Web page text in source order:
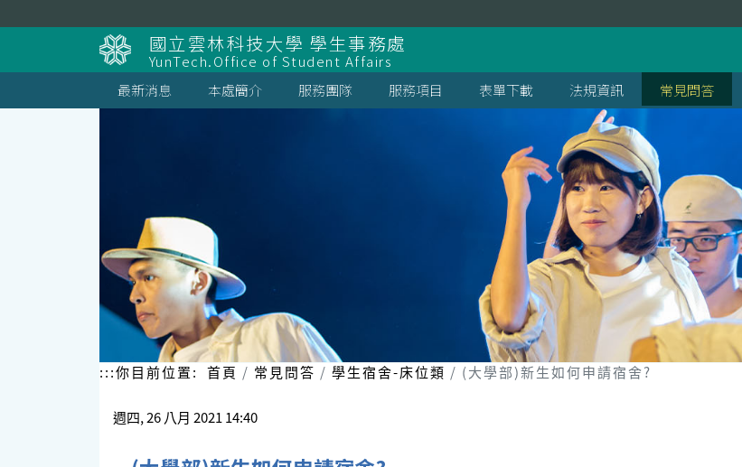
到
主
要
內
容
國立雲林科技大學 學生事務處
YunTech.Office of Student Affairs
最新消息
本處簡介 服務團隊 服務項目 表單下載 法規資訊 常見問答
:::你目前位置: 首頁 常見問答 學生宿舍-床位類 (大學部)新生如何申請宿舍?
週四, 26 八月 2021 14:40